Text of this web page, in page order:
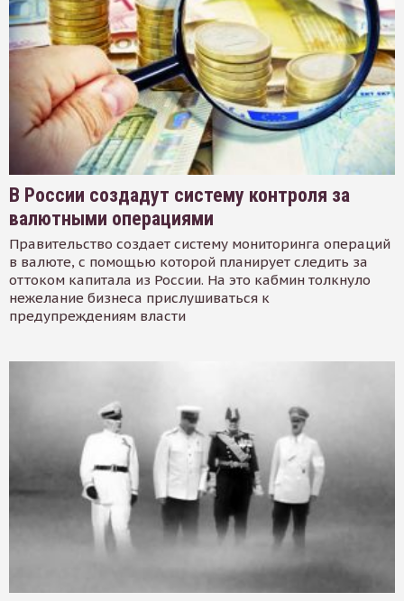
В России создадут систему контроля за
валютными операциями
Правительство создает систему мониторинга операций
в валюте, с помощью которой планирует следить за
оттоком капитала из России. На это кабмин толкнуло
нежелание бизнеса прислушиваться к
предупреждениям власти